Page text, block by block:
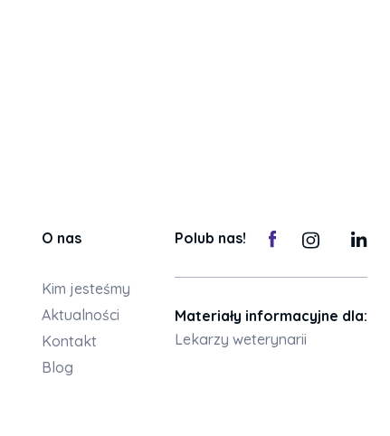
O nas
Kim jesteśmy
Aktualności
Kontakt
Blog
Polub nas!
Materiały informacyjne dla:
Lekarzy weterynarii